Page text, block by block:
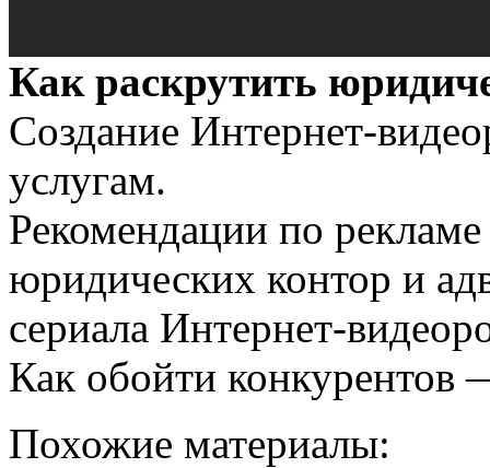
Как раскрутить
Создание Интернет-
услугам.
Рекомендации по
юридических контор и
сериала Интернет-
Как обойти конкурентов
Похожие материалы: